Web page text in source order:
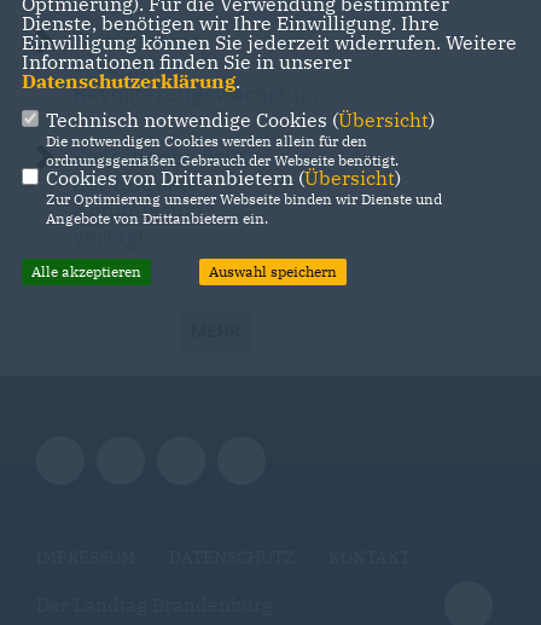
Statistikamt
verkündet
Bevölkerungswachstum
Zwischenbericht
der Enquete-
Kommission
Dienste, benötigen wir Ihre Einwilligung. Ihre
Einwilligung können Sie jederzeit widerrufen. Weitere
Informationen finden Sie in unserer
Datenschutzerklärung.
Technisch notwendige Cookies (Übersicht)
Die notwendigen Cookies werden allein für den
ordnungsgemäßen Gebrauch der Webseite benötigt.
Cookies von Drittanbietern (Übersicht)
Zur Optimierung unserer Webseite binden wir Dienste und
Angebote von Drittanbietern ein.
Alle akzeptieren Auswahl speichern